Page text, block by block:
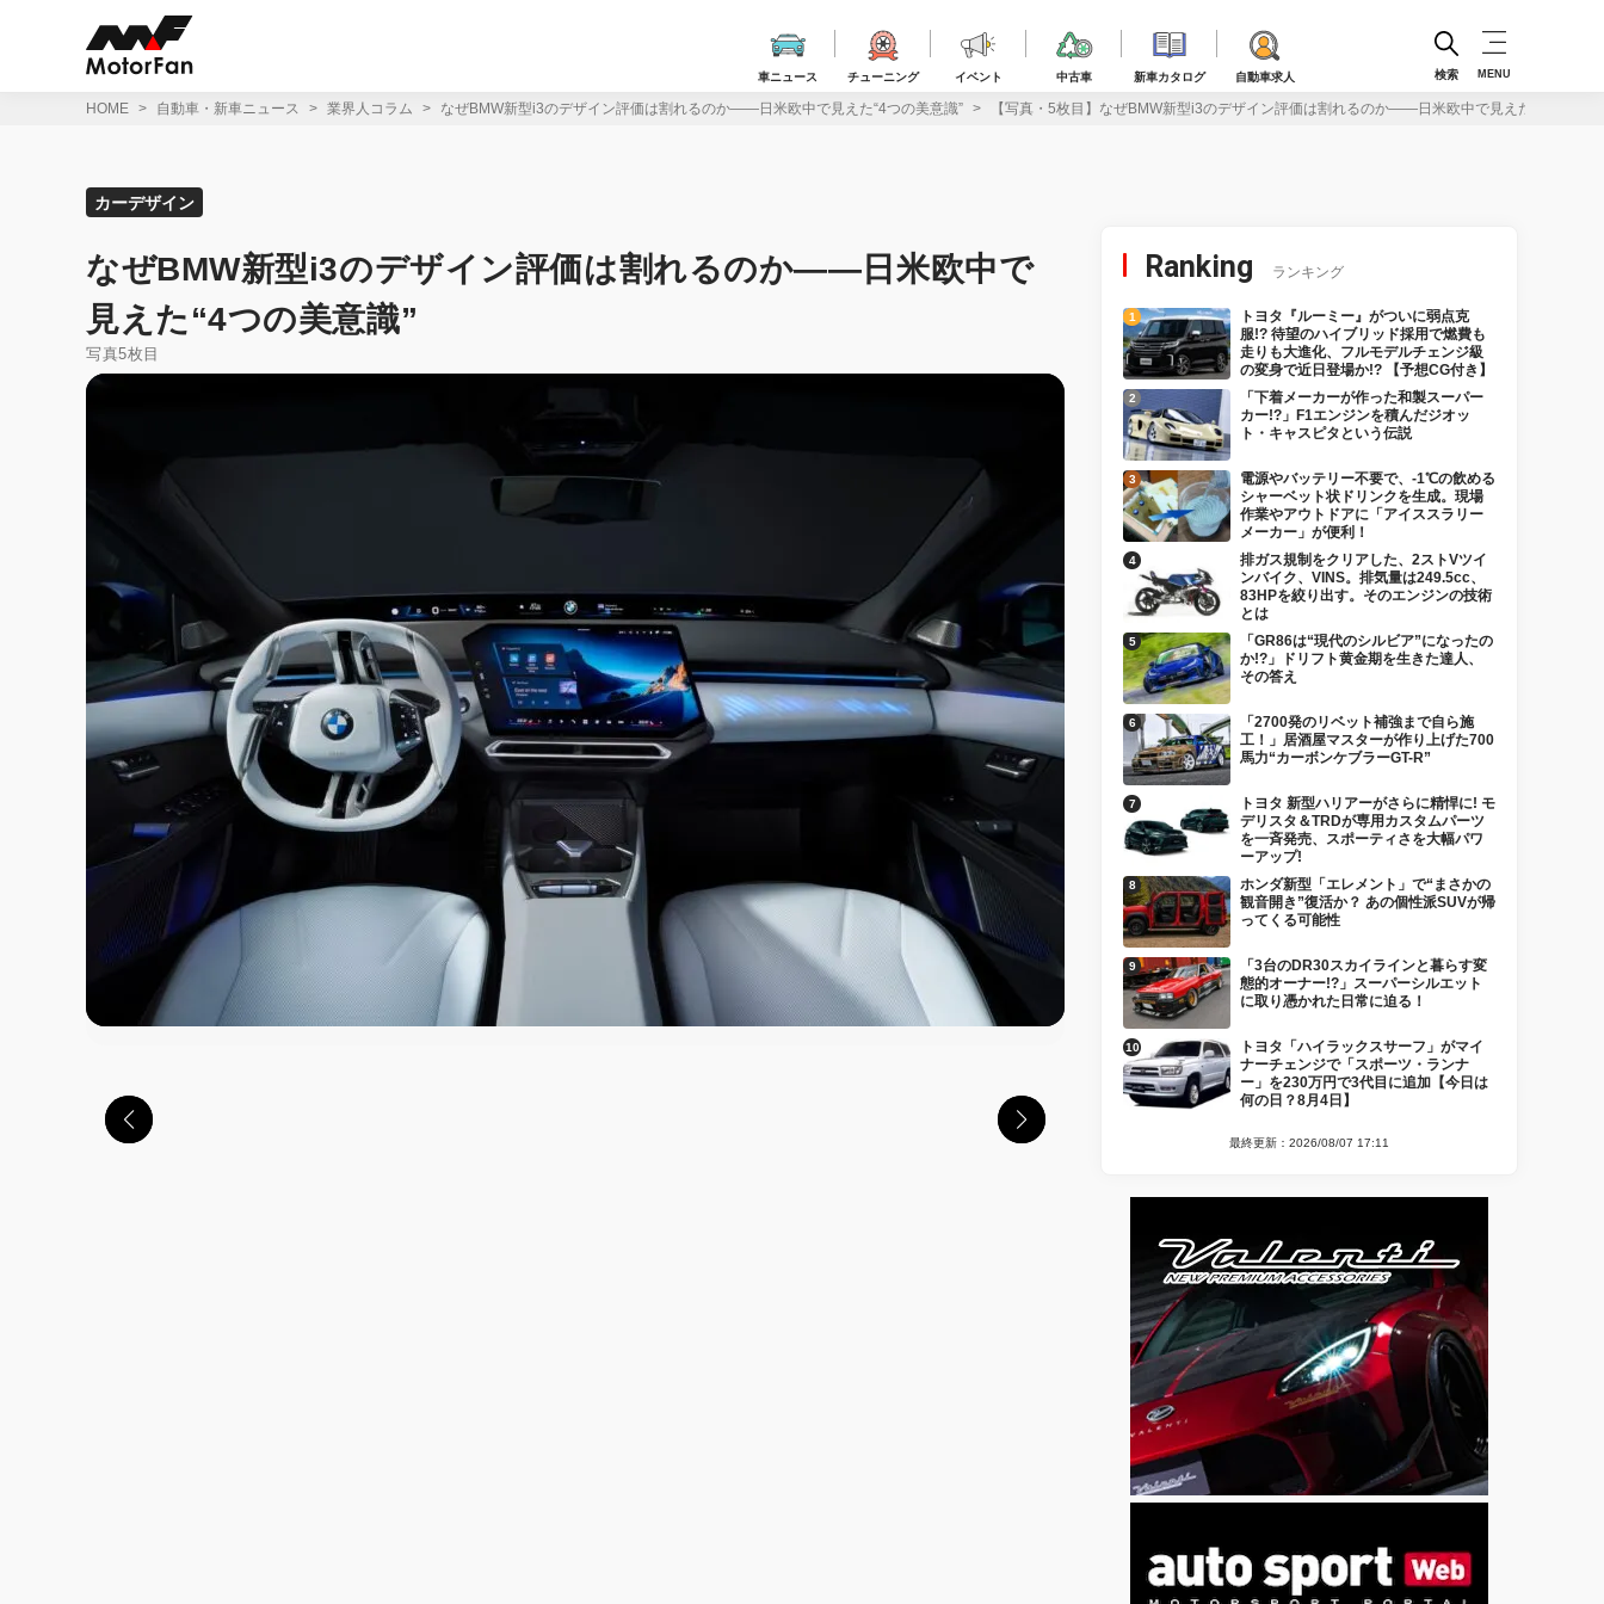
車ニュース チューニング イベント 中古車 新車カタログ 自動車求人 検索 MENU
HOME 自動車・新車ニュース 業界人コラム なぜBMW新型i3のデザイン評価は割れるのか――日米欧中で見えた“4つの美意識” 【写真・5枚目】なぜBMW新型i3のデザイン評価は割れるのか――日米欧中で見えた“4つの美意
カーデザイン
なぜBMW新型i3のデザイン評価は割れるのか――日米欧中で
見えた“4つの美意識”
写真5枚目
Ranking ランキング
トヨタ『ルーミー』がついに弱点克
服!? 待望のハイブリッド採用で燃費も
走りも大進化、フルモデルチェンジ級
の変身で近日登場か!? 【予想CG付き】
「下着メーカーが作った和製スーパー
カー!?」F1エンジンを積んだジオッ
ト・キャスピタという伝説
電源やバッテリー不要で、-1℃の飲める
シャーベット状ドリンクを生成。現場
作業やアウトドアに「アイススラリー
メーカー」が便利！
排ガス規制をクリアした、2ストVツイ
ンバイク、VINS。排気量は249.5cc、
83HPを絞り出す。そのエンジンの技術
とは
「GR86は“現代のシルビア”になったの
か!?」ドリフト黄金期を生きた達人、
その答え
「2700発のリベット補強まで自ら施
工！」居酒屋マスターが作り上げた700
馬力“カーボンケブラーGT-R”
トヨタ 新型ハリアーがさらに精悍に! モ
デリスタ＆TRDが専用カスタムパーツ
を一斉発売、スポーティさを大幅パワ
ーアップ!
ホンダ新型「エレメント」で“まさかの
観音開き”復活か？ あの個性派SUVが帰
ってくる可能性
「3台のDR30スカイラインと暮らす変
態的オーナー!?」スーパーシルエット
に取り憑かれた日常に迫る！
トヨタ「ハイラックスサーフ」がマイ
ナーチェンジで「スポーツ・ランナ
ー」を230万円で3代目に追加【今日は
何の日？8月4日】
最終更新：2026/08/07 17:11